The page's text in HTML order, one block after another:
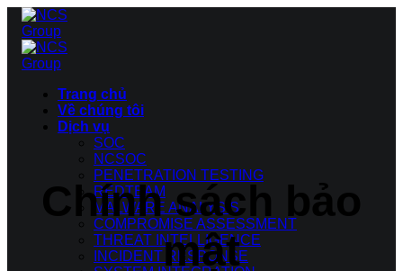
Bỏ
qua
nội
dung
Trang chủ
Về chúng tôi
Dịch vụ
SOC
NCSOC
PENETRATION TESTING
REDTEAM
MALWARE ANALYSIS
COMPROMISE ASSESSMENT
THREAT INTELLIGENCE
INCIDENT RESPONSE
Chính sách bảo
mật